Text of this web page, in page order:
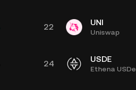
22 UNI
Uniswap
24 USDE
Ethena USDe